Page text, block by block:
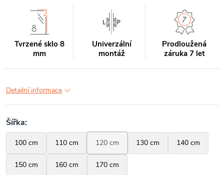
Tvrzené sklo 8
mm
Univerzální
montáž
Prodloužená
záruka 7 let
Detailní informace